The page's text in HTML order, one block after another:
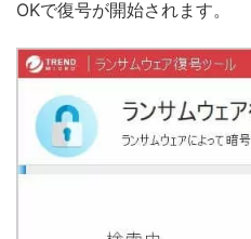
OKで復号が開始されます。